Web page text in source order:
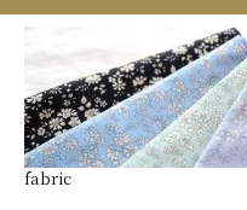
fabric